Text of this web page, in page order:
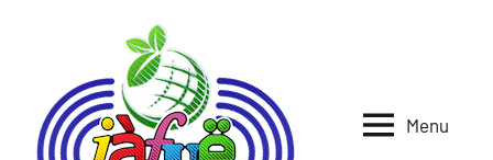
Iafue
Menu